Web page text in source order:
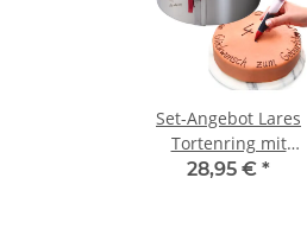
Set-Angebot Lares
Tortenring mit
Klemmhebel Ø 17 - 30
28,95 € *